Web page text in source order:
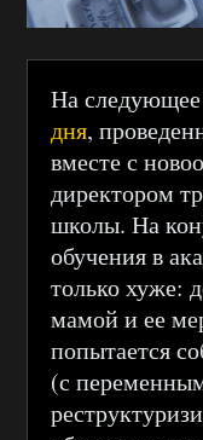
На следующее
дня,
вместе с
директором
школы. На
обучения в
только хуже:
мамой и ее
попытается
(с